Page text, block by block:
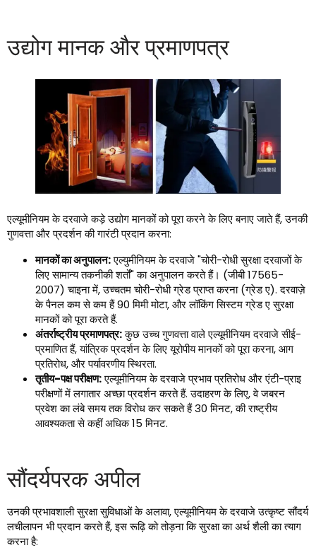
उद्योग मानक और प्रमाणपत्र
एल्यूमीनियम के दरवाजे कड़े उद्योग मानकों को पूरा करने के लिए बनाए जाते हैं, उनकी
गुणवत्ता और प्रदर्शन की गारंटी प्रदान करना:
मानकों का अनुपालन:एल्युमीनियम के दरवाजे "चोरी-रोधी सुरक्षा दरवाजों के
लिए सामान्य तकनीकी शर्तों" का अनुपालन करते हैं। (जीबी 17565-
2007) चाइना में, उच्चतम चोरी-रोधी ग्रेड प्राप्त करना (ग्रेड ए). दरवाज़े
के पैनल कम से कम हैं 90 मिमी मोटा, और लॉकिंग सिस्टम ग्रेड ए सुरक्षा
मानकों को पूरा करते हैं.
अंतर्राष्ट्रीय प्रमाणपत्र:कुछ उच्च गुणवत्ता वाले एल्यूमीनियम दरवाजे सीई-
प्रमाणित हैं, यांत्रिक प्रदर्शन के लिए यूरोपीय मानकों को पूरा करना, आग
प्रतिरोध, और पर्यावरणीय स्थिरता.
तृतीय-पक्ष परीक्षण:एल्यूमीनियम के दरवाजे प्रभाव प्रतिरोध और एंटी-प्राइ
परीक्षणों में लगातार अच्छा प्रदर्शन करते हैं. उदाहरण के लिए, वे जबरन
प्रवेश का लंबे समय तक विरोध कर सकते हैं 30 मिनट, की राष्ट्रीय
आवश्यकता से कहीं अधिक 15 मिनट.
सौंदर्यपरक अपील
उनकी प्रभावशाली सुरक्षा सुविधाओं के अलावा, एल्यूमीनियम के दरवाजे उत्कृष्ट सौंदर्य
लचीलापन भी प्रदान करते हैं, इस रूढ़ि को तोड़ना कि सुरक्षा का अर्थ शैली का त्याग
करना है: